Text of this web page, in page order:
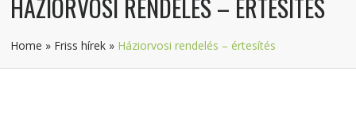
HÁZIORVOSI RENDELÉS – ÉRTESÍTÉS
Home » Friss hírek » Háziorvosi rendelés – értesítés